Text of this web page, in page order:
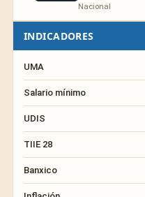
Nacional
INDICADORES
UMA
Salario mínimo
UDIS
TIIE 28
Banxico